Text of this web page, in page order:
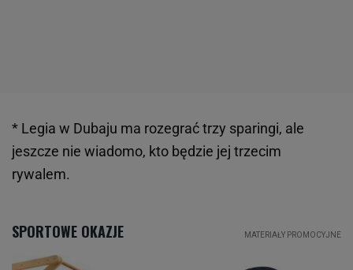
* Legia w Dubaju ma rozegrać trzy sparingi, ale
jeszcze nie wiadomo, kto będzie jej trzecim
rywalem.